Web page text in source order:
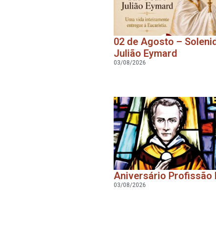
02 de Agosto –
Julião Eymard
03/08/2026
Aniversário Profissão
03/08/2026